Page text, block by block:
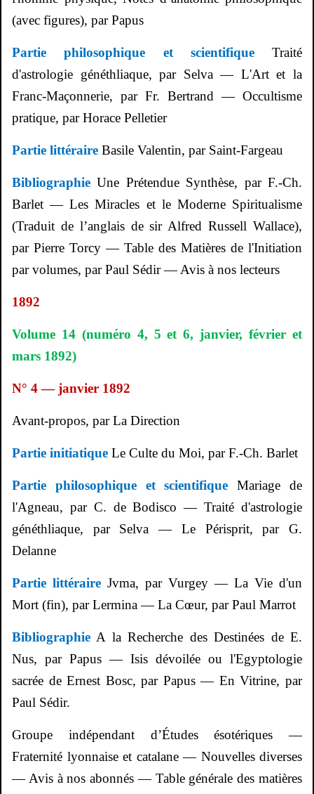
(avec figures), par Papus
Partie philosophique et scientifiqueTraité
d'astrologie généthliaque, par Selva — L'Art et la
Franc-Maçonnerie, par Fr. Bertrand — Occultisme
pratique, par Horace Pelletier
Partie littéraire Basile Valentin, par Saint-Fargeau
BibliographieUne Prétendue Synthèse, par F.-Ch.
Barlet — Les Miracles et le Moderne Spiritualisme
(Traduit de l’anglais de sir Alfred Russell Wallace),
par Pierre Torcy — Table des Matières de l'Initiation
par volumes, par Paul Sédir— Avis à nos lecteurs
1892
Volume 14 (numéro 4, 5 et 6, janvier, février et
mars 1892)
N° 4 — janvier 1892
Avant-propos, par La Direction
Partie initiatique Le Culte du Moi, par F.-Ch. Barlet
Partie philosophique et scientifique Mariage de
l'Agneau, par C. deBodisco — Traité d'astrologie
généthliaque, par Selva — Le Périsprit, par G.
Delanne
Partie littéraire Jvma, par Vurgey — La Vie d'un
Mort (fin), parLermina— La Cœur, par Paul Marrot
Bibliographie A la Recherche des Destinées de E.
Nus, par Papus — Isis dévoilée ou l'Egyptologie
sacrée de Ernest Bosc, par Papus — En Vitrine, par
Paul Sédir.
Groupe indépendant d’Études ésotériques —
Fraternité lyonnaise et catalane — Nouvelles diverses
— Avis à nos abonnés — Table générale des matières